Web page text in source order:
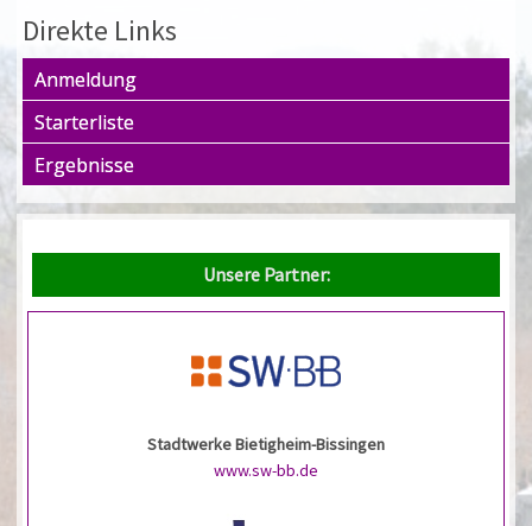
Direkte Links
Anmeldung
Starterliste
Ergebnisse
Unsere Partner:
Stadtwerke Bietigheim-Bissingen
www.sw-bb.de